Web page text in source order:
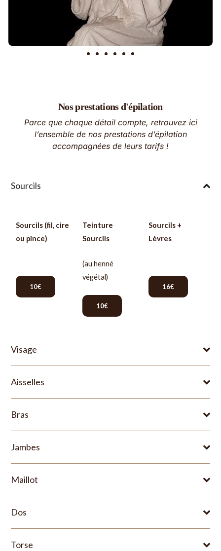
Nos prestations d'épilation
Parce que chaque détail compte, retrouvez ici
l’ensemble de nos prestations d’épilation
accompagnées de leurs tarifs !
Sourcils
Sourcils (fil, cire
ou pince)
10€
Teinture
Sourcils
(au henné
végétal)
10€
Sourcils +
Lèvres
16€
Visage
Aisselles
Bras
Jambes
Maillot
Dos
Torse